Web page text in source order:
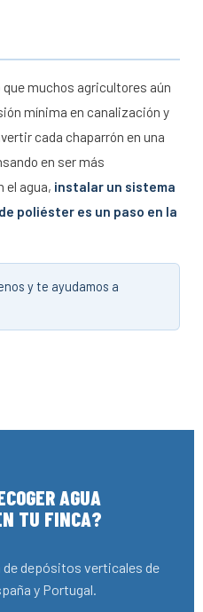
que muchos agricultores aún
mínima en canalización y
cada chaparrón en una
en ser más
agua, instalar un sistema
poliéster es un paso en la
y te ayudamos a
AGUA
TU FINCA?
depósitos verticales de
y Portugal.